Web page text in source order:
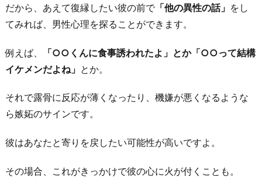
だから、あえて復縁したい彼の前で「他の異性の話」 をし
てみれば、男性心理を探ることができます。
例えば、
「○○くんに食事誘われたよ」とか「○○って結構
イケメンだよね」 とか。
それで露骨に反応が薄くなったり、機嫌が悪くなるような
ら嫉妬のサインです。
彼はあなたと寄りを戻したい可能性が高いですよ。
その場合、これがきっかけで彼の心に火が付くことも。